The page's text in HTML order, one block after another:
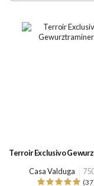
Terroir Exclusivo
Casa Valduga